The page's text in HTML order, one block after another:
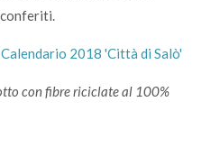
2018 'Città di Salò'
con fibre riciclate al 100%